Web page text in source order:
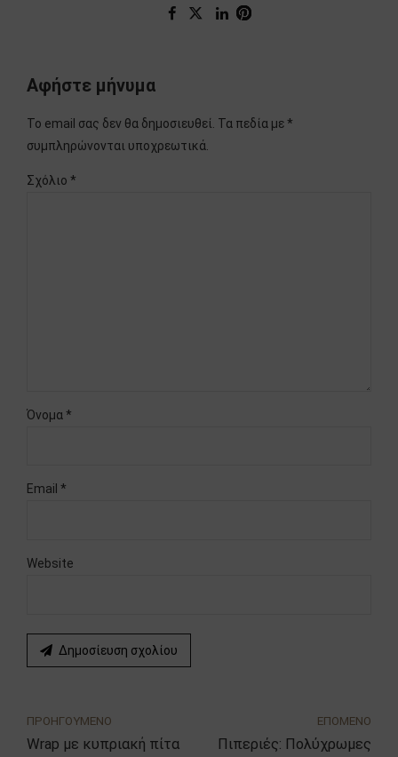
Αφήστε μήνυμα
Το email σας δεν θα δημοσιευθεί. Τα πεδία με *
συμπληρώνονται υποχρεωτικά.
Σχόλιο *
Όνομα *
Email *
Website
Δημοσίευση σχολίου
ΠΡΟΗΓΟΥΜΕΝΟ
Wrap με κυπριακή πίτα
ΕΠΟΜΕΝΟ
Πιπεριές: Πολύχρωμες